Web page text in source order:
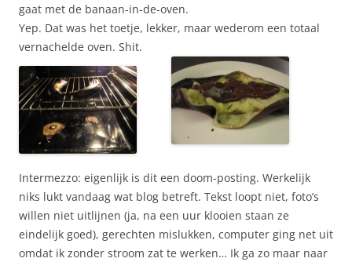
gaat met de banaan-in-de-oven.
Yep. Dat was het toetje, lekker, maar wederom een totaal
vernachelde oven. Shit.
Intermezzo: eigenlijk is dit een doom-posting. Werkelijk
niks lukt vandaag wat blog betreft. Tekst loopt niet, foto’s
willen niet uitlijnen (ja, na een uur klooien staan ze
eindelijk goed), gerechten mislukken, computer ging net uit
omdat ik zonder stroom zat te werken… Ik ga zo maar naar